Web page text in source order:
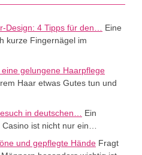
Design: 4 Tipps für den…
Eine
kurze Fingernägel im
gelungene Haarpflege
Haar etwas Gutes tun und
in deutschen…
Ein
ist nicht nur ein…
und gepflegte Hände Fragt